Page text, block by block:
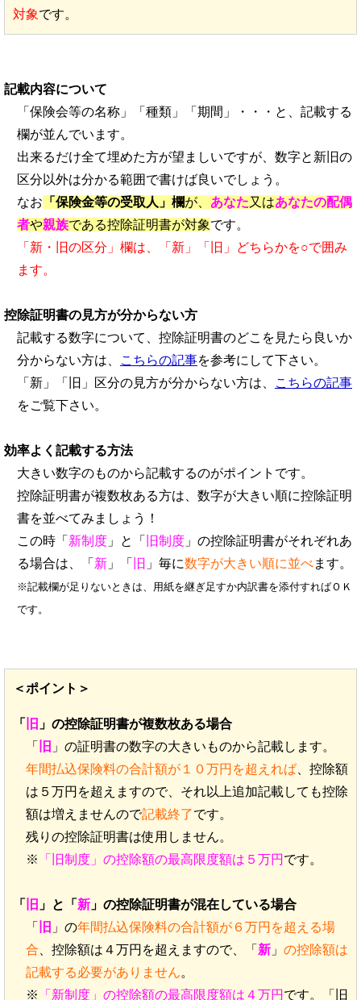
対象です。
記載内容について
「保険会等の名称」「種類」「期間」・・・と、記載する
欄が並んでいます。
出来るだけ全て埋めた方が望ましいですが、数字と新旧の
区分以外は分かる範囲で書けば良いでしょう。
なお 「保険金等の受取人」欄が、 あなた又はあなたの配偶
者や親族である控除証明書が対象です。
「新・旧の区分」欄は、「新」「旧」どちらかを○で囲み
ます。
控除証明書の見方が分からない方
記載する数字について、控除証明書のどこを見たら良いか
分からない方は、
こちらの記事を参考にして下さい。
「新」「旧」区分の見方が分からない方は、
こちらの記事
をご覧下さい。
効率よく記載する方法
大きい数字のものから記載するのがポイントです。
控除証明書が複数枚ある方は、数字が大きい順に控除証明
書を並べてみましょう！
この時「 新制度 」と「 旧制度 」の控除証明書がそれぞれあ
る場合は、「 新 」「 旧 」毎に数字が大きい順に並べます。
※記載欄が足りないときは、用紙を継ぎ足すか内訳書を添付すればＯＫ
です。
＜ポイント＞
「 旧 」の控除証明書が複数枚ある場合
「
旧 」の証明書の数字の大きいものから記載します。
年間払込保険料の合計額が１０万円を超えれば 、控除額
は５万円を超えますので、それ以上追加記載しても控除
額は増えませんので記載終了です。
残りの控除証明書は使用しません。
※
「旧制度」の控除額の最高限度額は５万円 です。
「 旧 」と「 新 」の控除証明書が混在している場合
「
旧 」の年間払込保険料の合計額が６万円を超える場
合 、控除額は４万円を超えますので、「 新 」 の控除額は
記載する必要がありません。
※
「新制度」の控除額の最高限度額は４万円 です。「旧